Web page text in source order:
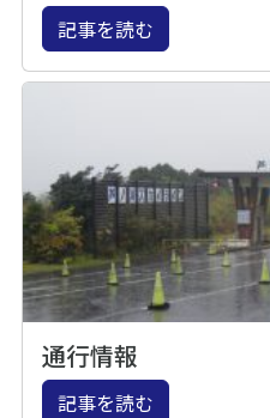
記事を読む
通行情報
記事を読む